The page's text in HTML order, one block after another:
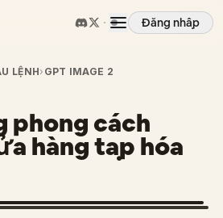
Đăng nhập
LỆNH› GPT IMAGE 2
phong cách
hàng tạp hóa